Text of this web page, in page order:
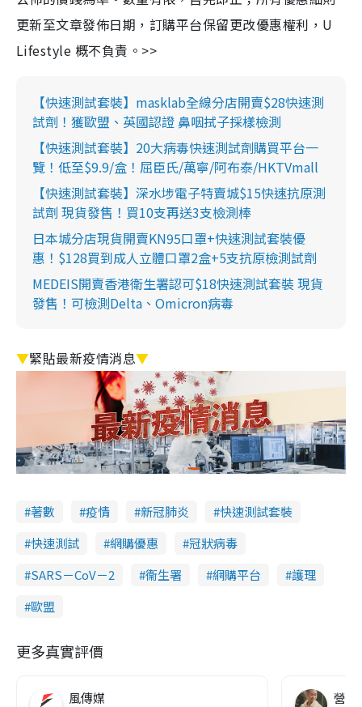
更新至文章發佈日期，訂購平台保留更改優惠權利，U
Lifestyle 概不負責。>>
【快速測試套裝】masklab全線分店開賣$28快速測
試劑！獲歐盟、英國認證 鼻咽拭子採樣檢測
【快速測試套裝】20大病毒快速測試劑購買平台一
覽！低至$9.9/盒！屈臣氏/萬寧/阿布泰/HKTVmall
【快速測試套裝】深水埗電子特賣城$15快速抗原測
試劑 現貨發售！買10支再送3支檢測棒
日本城分店現貨開賣KN95口罩+快速測試套裝優
惠！$128買到成人立體口罩2盒+5支抗原檢測試劑
MEDEIS開賣香港衛生署認可$18快速測試套裝 現貨
發售！可檢測Delta、Omicron病毒
▼緊貼最新疫情消息▼
著數 疫情 新冠肺炎
快速測試套裝
快速測試
網購優惠
冠狀病毒
SARS－CoV－2
衞生署 網購平台
護理
歐盟
更多真實評價
風傳媒 營養